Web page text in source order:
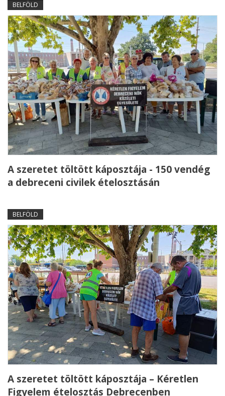
BELFÖLD
A szeretet töltött káposztája - 150 vendég
a debreceni civilek ételosztásán
BELFÖLD
A szeretet töltött káposztája – Kéretlen
Figyelem ételosztás Debrecenben